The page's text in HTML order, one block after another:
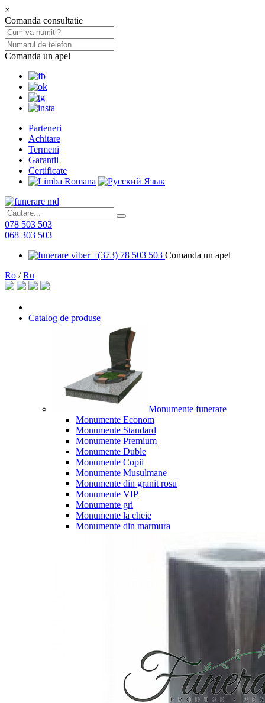
×
Comanda consultatie
Comanda un apel
Parteneri
Achitare
Termeni
Garantii
Certificate
078 503 503
068 303 503
+(373) 78 503 503 Comanda un apel
Ro /Ru
Catalog de produse
Monumente funerare
Monumente Econom
Monumente Standard
Monumente Premium
Monumente Duble
Monumente Copii
Monumente Musulmane
Monumente din granit rosu
Monumente VIP
Monumente gri
Monumente la cheie
Monumente din marmura